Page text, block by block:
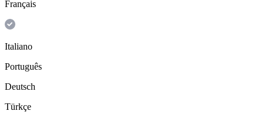
Français
Italiano
Português
Deutsch
Türkçe